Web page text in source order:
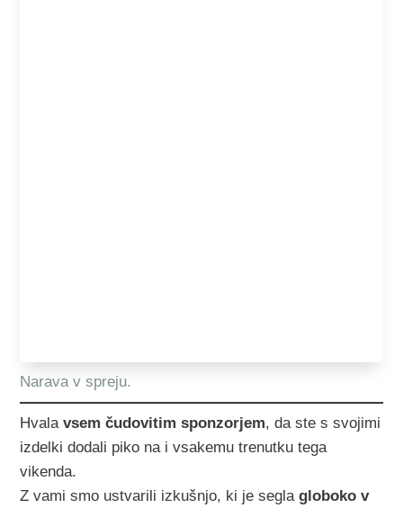
Narava v spreju.
Hvalavsem čudovitim sponzorjem, da ste s svojimi
izdelki dodali piko na i vsakemu trenutku tega
vikenda.
Z vami smo ustvarili izkušnjo, ki je seglagloboko v